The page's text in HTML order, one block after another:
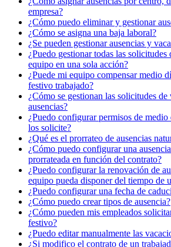
empresa?
¿Cómo puedo eliminar y gestionar
¿Cómo se asigna una baja laboral?
¿Se pueden gestionar ausencias y
¿Puedo gestionar todas las solicitudes
equipo en una sola acción?
¿Puede mi equipo compensar medio
festivo trabajado?
¿Cómo se gestionan las solicitudes de
ausencias?
¿Puedo configurar permisos de
los solicite?
¿Qué es el prorrateo de ausencias
¿Cómo puedo configurar una
prorrateada en función del contrato?
¿Puedo configurar la renovación de
equipo pueda disponer del tiempo de
¿Puedo configurar una fecha de
¿Cómo puedo crear tipos de ausencia?
¿Cómo pueden mis empleados
festivo?
¿Puedo editar manualmente las
¿Si modifico el contrato de un